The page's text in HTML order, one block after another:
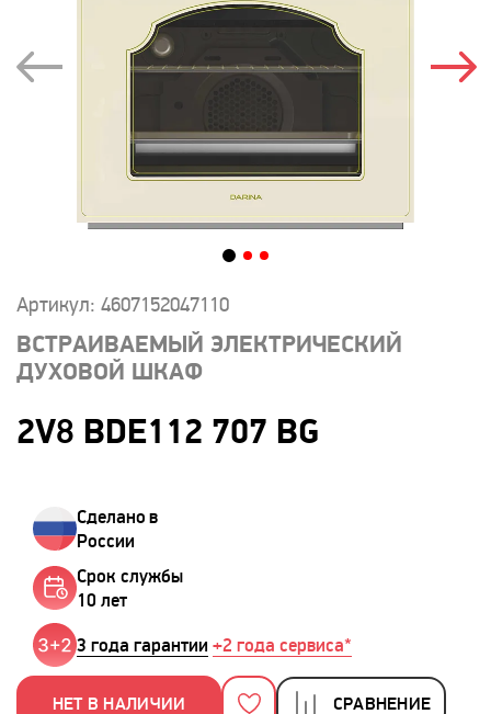
Артикул: 4607152047110
ВСТРАИВАЕМЫЙ ЭЛЕКТРИЧЕСКИЙ
ДУХОВОЙ ШКАФ
2V8 BDE112 707 BG
Сделано в
России
Срок службы
10 лет
3 года гарантии +2 года сервиса*
НЕТ В НАЛИЧИИ СРАВНЕНИЕ